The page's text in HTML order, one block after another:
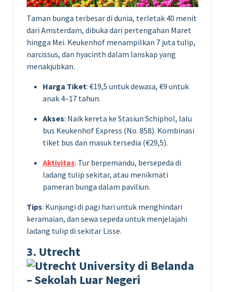
Taman bunga terbesar di dunia, terletak 40 menit
dari Amsterdam, dibuka dari pertengahan Maret
hingga Mei. Keukenhof menampilkan 7 juta tulip,
narcissus, dan hyacinth dalam lanskap yang
menakjubkan.
Harga Tiket: €19,5 untuk dewasa, €9 untuk
anak 4–17 tahun.
Akses: Naik kereta ke Stasiun Schiphol, lalu
bus Keukenhof Express (No. 858). Kombinasi
tiket bus dan masuk tersedia (€29,5).
Aktivitas: Tur berpemandu, bersepeda di
ladang tulip sekitar, atau menikmati
pameran bunga dalam paviliun.
Tips: Kunjungi di pagi hari untuk menghindari
keramaian, dan sewa sepeda untuk menjelajahi
ladang tulip di sekitar Lisse.
3. Utrecht